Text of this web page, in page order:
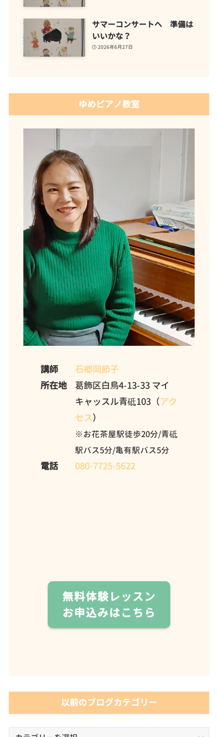
サマーコンサートへ 準備は
いいかな？
2026年6月27日
ゆめピアノ教室
講師
石郷岡節子
所在地
葛飾区白鳥4-13-33 マイ
キャッスル青砥103（アク
セス）
※お花茶屋駅徒歩20分/青砥
駅バス5分/亀有駅バス5分
電話 080-7725-5622
無料体験レッスン
お申込みはこちら
以前のブログカテゴリー